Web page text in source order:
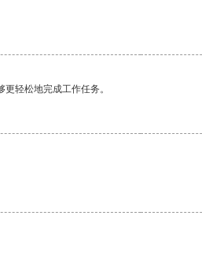
轻松地完成工作任务。